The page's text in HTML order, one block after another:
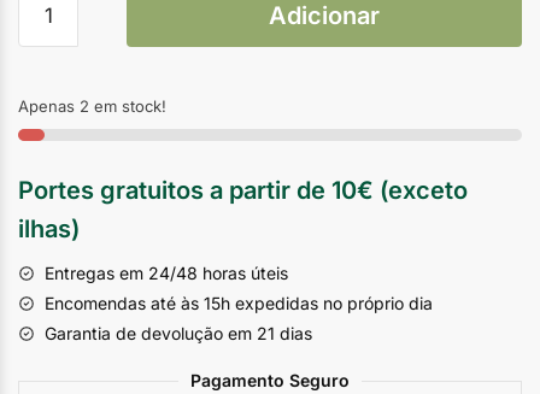
Adicionar
Apenas 2 em stock!
Portes gratuitos a partir de 10€ (exceto
ilhas)
Entregas em 24/48 horas úteis
Encomendas até às 15h expedidas no próprio dia
Garantia de devolução em 21 dias
Pagamento Seguro